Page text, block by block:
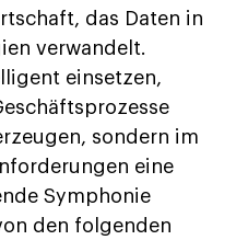
das Daten in
verwandelt.
einsetzen,
sondern im
eine
Symphonie
den folgenden